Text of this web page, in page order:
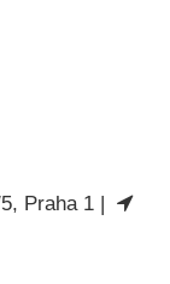
Praha 1 |